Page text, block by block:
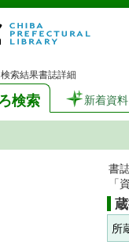
索結果書誌詳細
検索 新着資料
書
「
所